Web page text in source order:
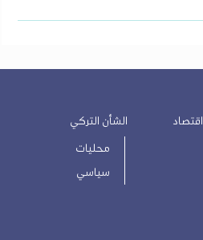
اقتصاد الشأن التركي
محليات
سياسي